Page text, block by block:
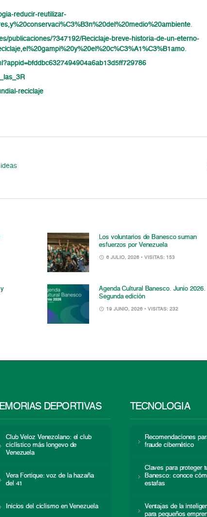
reducir-reutilizar-
.
publicaciones/?347192/Reciclaje-breve-historia-de-un-eterno-
.
reciclaje
Los voluntarios de Banesco suman
esfuerzos por Venezuela
6 JULIO, 2026 • VISITAS: 153
Agenda Cultural Banesco. Junio 2026.
Segunda edición
19 JUNIO, 2026 • VISITAS: 232
DEPORTIVAS
Club Veloz Venezolano: el club
ciclístico más longevo de
Venezuela
Vera Fortique: voz de la hazaña
del 41
Inicios del ciclismo en Venezuela
TECNOLOGÍA
Recomendaciones
fraude cibernético
Claves para proteger
Banesco: conoce
estafas
Ventajas de la
para pequeños